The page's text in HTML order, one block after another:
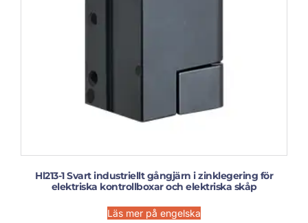
Hl213-1 Svart industriellt gångjärn i zinklegering för
elektriska kontrollboxar och elektriska skåp
Läs mer på engelska